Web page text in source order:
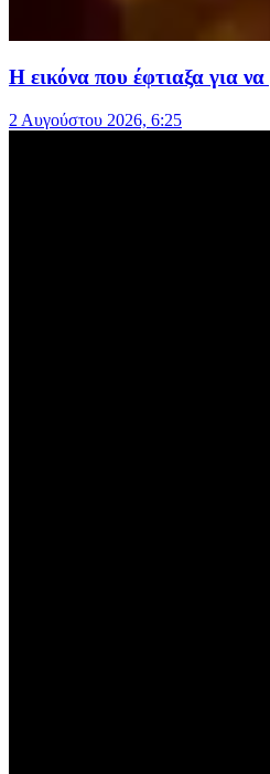
Η εικόνα που έφτιαξα για
2 Αυγούστου 2026, 6:25